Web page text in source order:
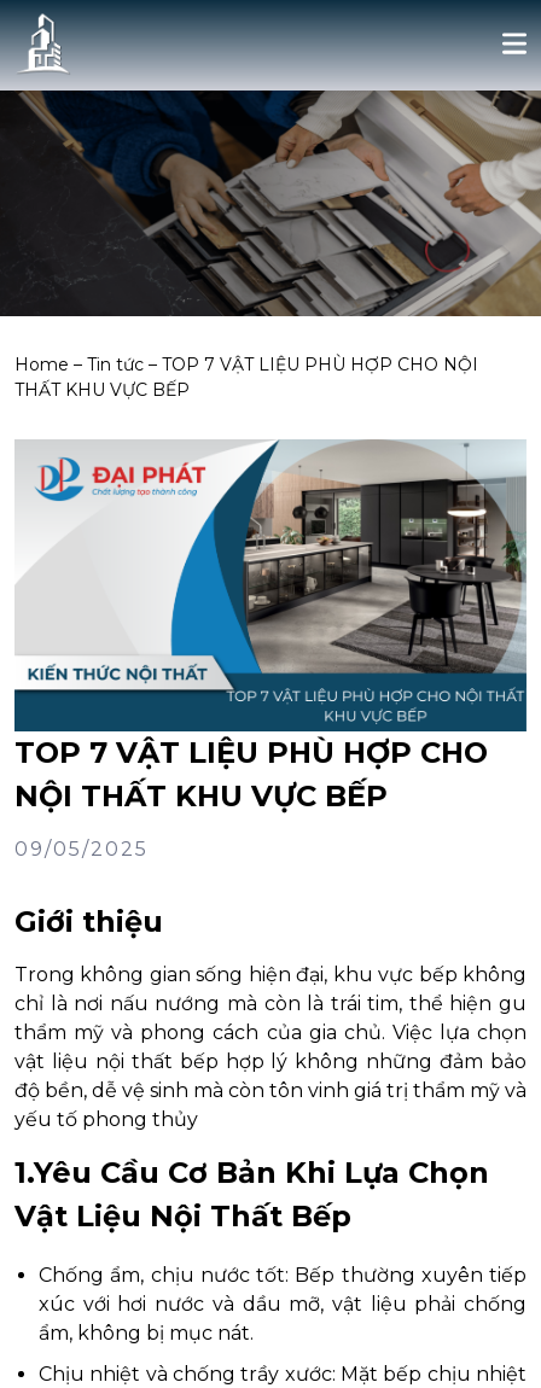
Home – Tin tức – TOP 7 VẬT LIỆU PHÙ HỢP CHO NỘI
THẤT KHU VỰC BẾP
TOP 7 VẬT LIỆU PHÙ HỢP CHO
NỘI THẤT KHU VỰC BẾP
09/05/2025
Giới thiệu
Trong không gian sống hiện đại, khu vực bếp không
chỉ là nơi nấu nướng mà còn là trái tim, thể hiện gu
thẩm mỹ và phong cách của gia chủ. Việc lựa chọn
vật liệu nội thất bếp hợp lý không những đảm bảo
độ bền, dễ vệ sinh mà còn tôn vinh giá trị thẩm mỹ và
yếu tố phong thủy
1.Yêu Cầu Cơ Bản Khi Lựa Chọn
Vật Liệu Nội Thất Bếp
Chống ẩm, chịu nước tốt: Bếp thường xuyên tiếp
xúc với hơi nước và dầu mỡ, vật liệu phải chống
ẩm, không bị mục nát.
Chịu nhiệt và chống trầy xước: Mặt bếp chịu nhiệt